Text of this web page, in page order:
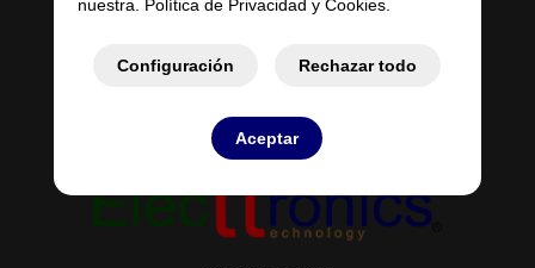
nuestra. Política de Privacidad y Cookies.
Configuración Rechazar todo
Aceptar
Contacto
Mis Presupuestos